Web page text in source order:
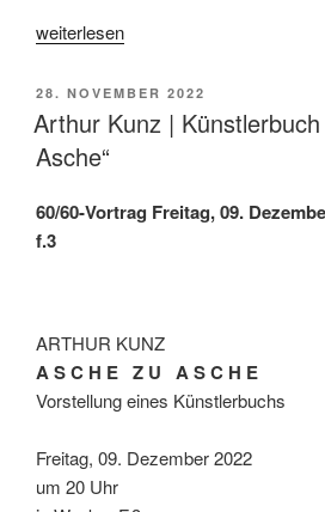
„60/60-
Videoportraits
III“
weiterlesen
VERÖFFENTLICHT
AM
28. NOVEMBER 2022
Arthur Kunz |
Asche“
60/60-Vortrag Freitag, 09.
f.3
ARTHUR KUNZ
A S C H E Z U A S C H E
Vorstellung eines Künstlerbuchs
Freitag, 09. Dezember 2022
um 20 Uhr